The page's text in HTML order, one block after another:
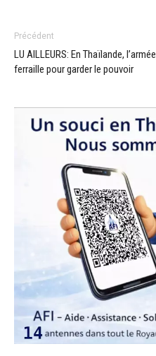
Précédent
LU AILLEURS: En Thaïlande, l’armée
ferraille pour garder le pouvoir